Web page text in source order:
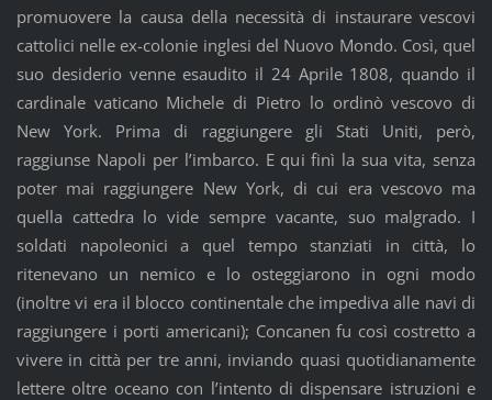
promuovere la causa della necessità di instaurare vescovi
cattolici nelle ex-colonie inglesi del Nuovo Mondo. Così, quel
suo desiderio venne esaudito il 24 Aprile 1808, quando il
cardinale vaticano Michele di Pietro lo ordinò vescovo di
New York. Prima di raggiungere gli Stati Uniti, però,
raggiunse Napoli per l’imbarco. E qui finì la sua vita, senza
poter mai raggiungere New York, di cui era vescovo ma
quella cattedra lo vide sempre vacante, suo malgrado. I
soldati napoleonici a quel tempo stanziati in città, lo
ritenevano un nemico e lo osteggiarono in ogni modo
(inoltre vi era il blocco continentale che impediva alle navi di
raggiungere i porti americani); Concanen fu così costretto a
vivere in città per tre anni, inviando quasi quotidianamente
lettere oltre oceano con l’intento di dispensare istruzioni e